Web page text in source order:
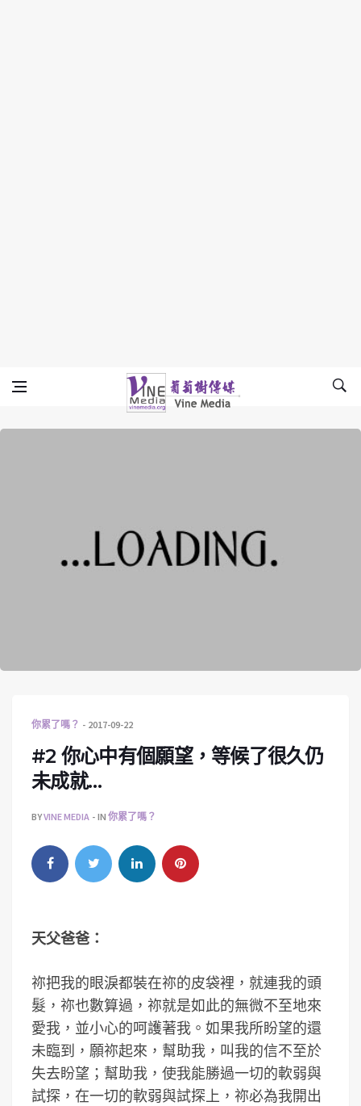
Vine Media
葡萄樹傳媒
你累了嗎？ 2017-09-22
#2 你心中有個願望，等候了很久仍
未成就…
BYVINE MEDIA IN 你累了嗎？
天父爸爸：
祢把我的眼淚都裝在祢的皮袋裡，就連我的頭
髮，祢也數算過，祢就是如此的無微不至地來
愛我，並小心的呵護著我。如果我所盼望的還
未臨到，願祢起來，幫助我，叫我的信不至於
失去盼望；幫助我，使我能勝過一切的軟弱與
試探，在一切的軟弱與試探上，祢必為我開出